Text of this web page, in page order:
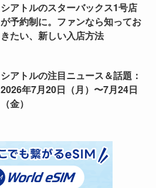
シアトルのスターバックス1号店
が予約制に。ファンなら知ってお
きたい、新しい入店方法
シアトルの注目ニュース＆話題：
2026年7月20日（月）〜7月24日
（金）